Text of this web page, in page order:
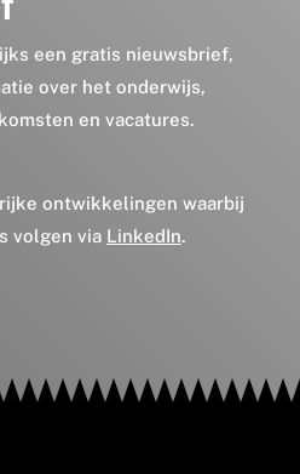
een gratis nieuwsbrief,
over het onderwijs,
en vacatures.
ontwikkelingen waarbij
volgen via LinkedIn.